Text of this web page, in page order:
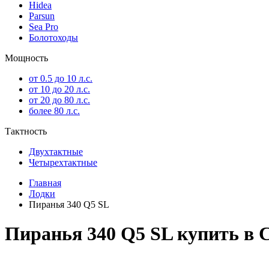
Hidea
Parsun
Sea Pro
Болотоходы
Мощность
от 0.5 до 10 л.с.
от 10 до 20 л.с.
от 20 до 80 л.с.
более 80 л.с.
Тактность
Двухтактные
Четырехтактные
Главная
Лодки
Пиранья 340 Q5 SL
Пиранья 340 Q5 SL купить в